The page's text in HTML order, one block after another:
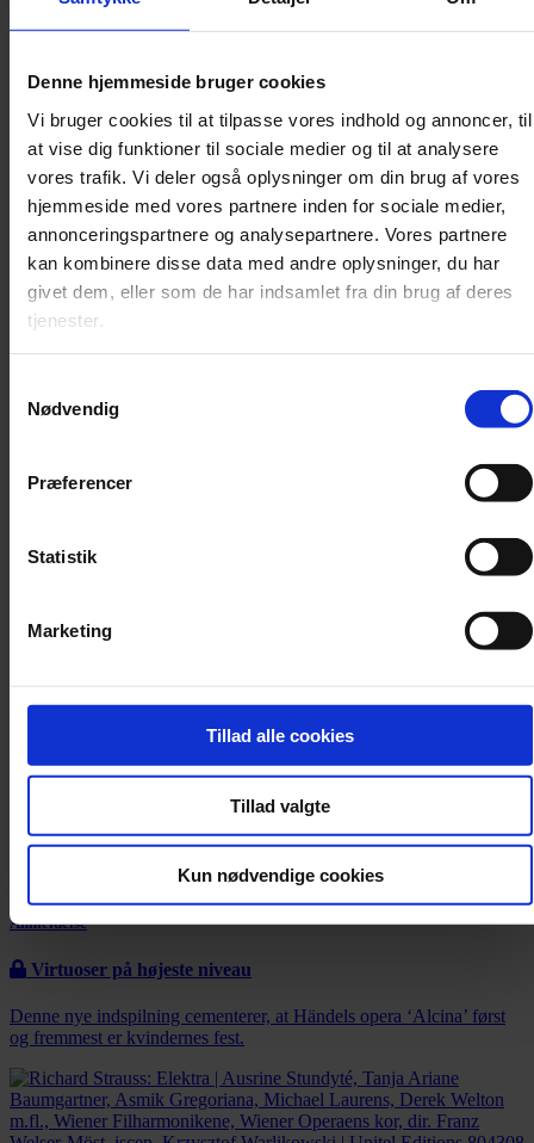
Denne hjemmeside bruger cookies
Vi bruger cookies til at tilpasse vores indhold og annoncer, til
at vise dig funktioner til sociale medier og til at analysere
vores trafik. Vi deler også oplysninger om din brug af vores
hjemmeside med vores partnere inden for sociale medier,
annonceringspartnere og analysepartnere. Vores partnere
kan kombinere disse data med andre oplysninger, du har
givet dem, eller som de har indsamlet fra din brug af deres
tjenester.
Nødvendig
Præferencer
Statistik
Marketing
Tillad alle cookies
Tillad valgte
Kun nødvendige cookies
Mozarts rekviem skåret ind til benet
Det koster fylde, men åbner samtidig for en overraskende intimitet,
Anmeldelse
Virtuoser på højeste niveau
Denne nye indspilning cementerer, at Händels opera ‘Alcina’ først
og fremmest er kvindernes fest.